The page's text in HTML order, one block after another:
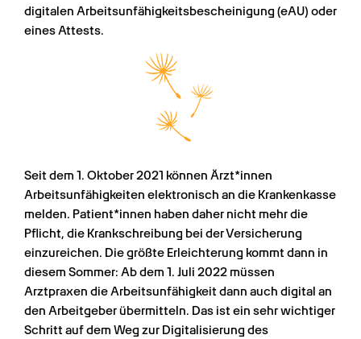
digitalen Arbeitsunfähigkeitsbescheinigung (eAU) oder
eines Attests.
Seit dem 1. Oktober 2021 können Ärzt*innen
Arbeitsunfähigkeiten elektronisch an die Krankenkasse
melden. Patient*innen haben daher nicht mehr die
Pflicht, die Krankschreibung bei der Versicherung
einzureichen. Die größte Erleichterung kommt dann in
diesem Sommer: Ab dem 1. Juli 2022 müssen
Arztpraxen die Arbeitsunfähigkeit dann auch digital an
den Arbeitgeber übermitteln. Das ist ein sehr wichtiger
Schritt auf dem Weg zur Digitalisierung des